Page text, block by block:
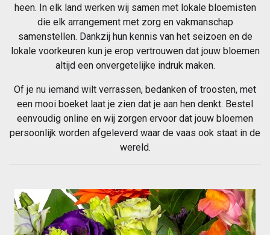
heen. In elk land werken wij samen met lokale bloemisten
die elk arrangement met zorg en vakmanschap
samenstellen. Dankzij hun kennis van het seizoen en de
lokale voorkeuren kun je erop vertrouwen dat jouw bloemen
altijd een onvergetelijke indruk maken.
Of je nu iemand wilt verrassen, bedanken of troosten, met
een mooi boeket laat je zien dat je aan hen denkt. Bestel
eenvoudig online en wij zorgen ervoor dat jouw bloemen
persoonlijk worden afgeleverd waar de vaas ook staat in de
wereld.